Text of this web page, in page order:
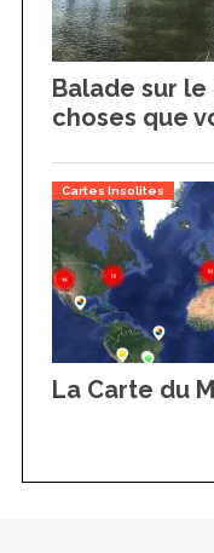
Balade sur le
choses que
Cartes Insolites
La Carte du